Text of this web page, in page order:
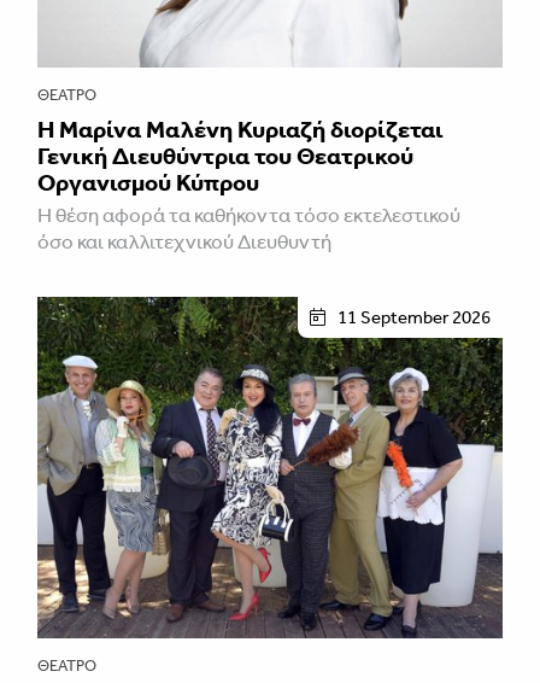
ΘΈΑΤΡΟ
Η Μαρίνα Μαλένη Κυριαζή διορίζεται
Γενική Διευθύντρια του Θεατρικού
Οργανισμού Κύπρου
Η θέση αφορά τα καθήκοντα τόσο εκτελεστικού
όσο και καλλιτεχνικού Διευθυντή
11 September 2026
ΘΈΑΤΡΟ